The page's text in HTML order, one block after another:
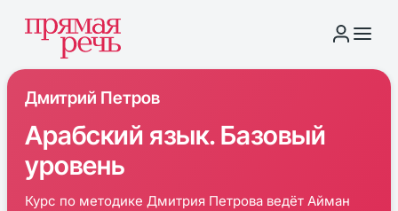
Дмитрий Петров
Арабский язык. Базовый
уровень
Курс по методике Дмитрия Петрова ведёт Айман